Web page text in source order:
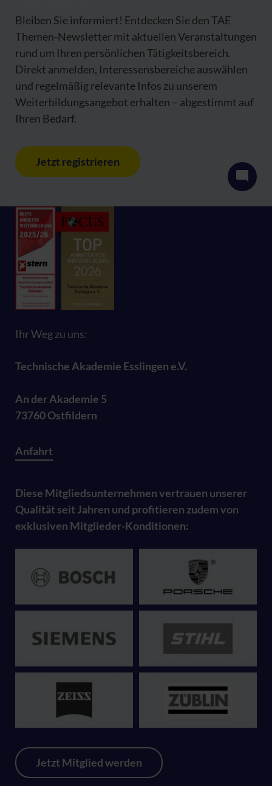
Bleiben Sie informiert! Entdecken Sie den TAE
Themen-Newsletter mit aktuellen Veranstaltungen
rund um Ihren persönlichen Tätigkeitsbereich.
Direkt anmelden, Interessensbereiche auswählen
und regelmäßig relevante Infos zu unserem
Weiterbildungsangebot erhalten – abgestimmt auf
Ihren Bedarf.
Jetzt registrieren
Ihr Weg zu uns:
Technische Akademie Esslingen e.V.
An der Akademie 5
73760 Ostfildern
Anfahrt
Diese Mitgliedsunternehmen vertrauen unserer
Qualität seit Jahren und profitieren zudem von
exklusiven Mitglieder-Konditionen:
Jetzt Mitglied werden